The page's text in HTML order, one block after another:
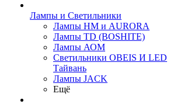
Лампы и Светильники
Лампы HM и AURORA
Лампы TD (BOSHITE)
Лампы АОМ
Светильники OBEIS И LED
Тайвань
Лампы JACK
Ещё